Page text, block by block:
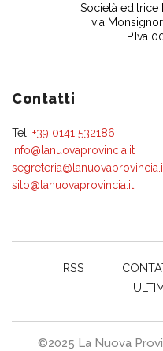
Società editrice
via
P.Iva
Contatti
Tel: +39 0141 532186
info@lanuovaprovincia.it
sito@lanuovaprovincia.it
RSS
©2025 La Nuova